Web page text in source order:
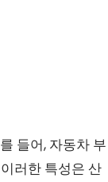
들어, 자동차 부
러한 특성은 산